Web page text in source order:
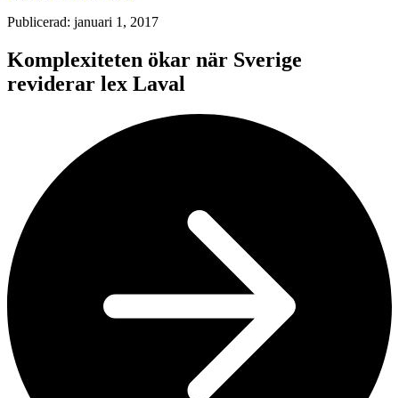
Publicerad: januari 1, 2017
Komplexiteten ökar när Sverige
reviderar lex Laval